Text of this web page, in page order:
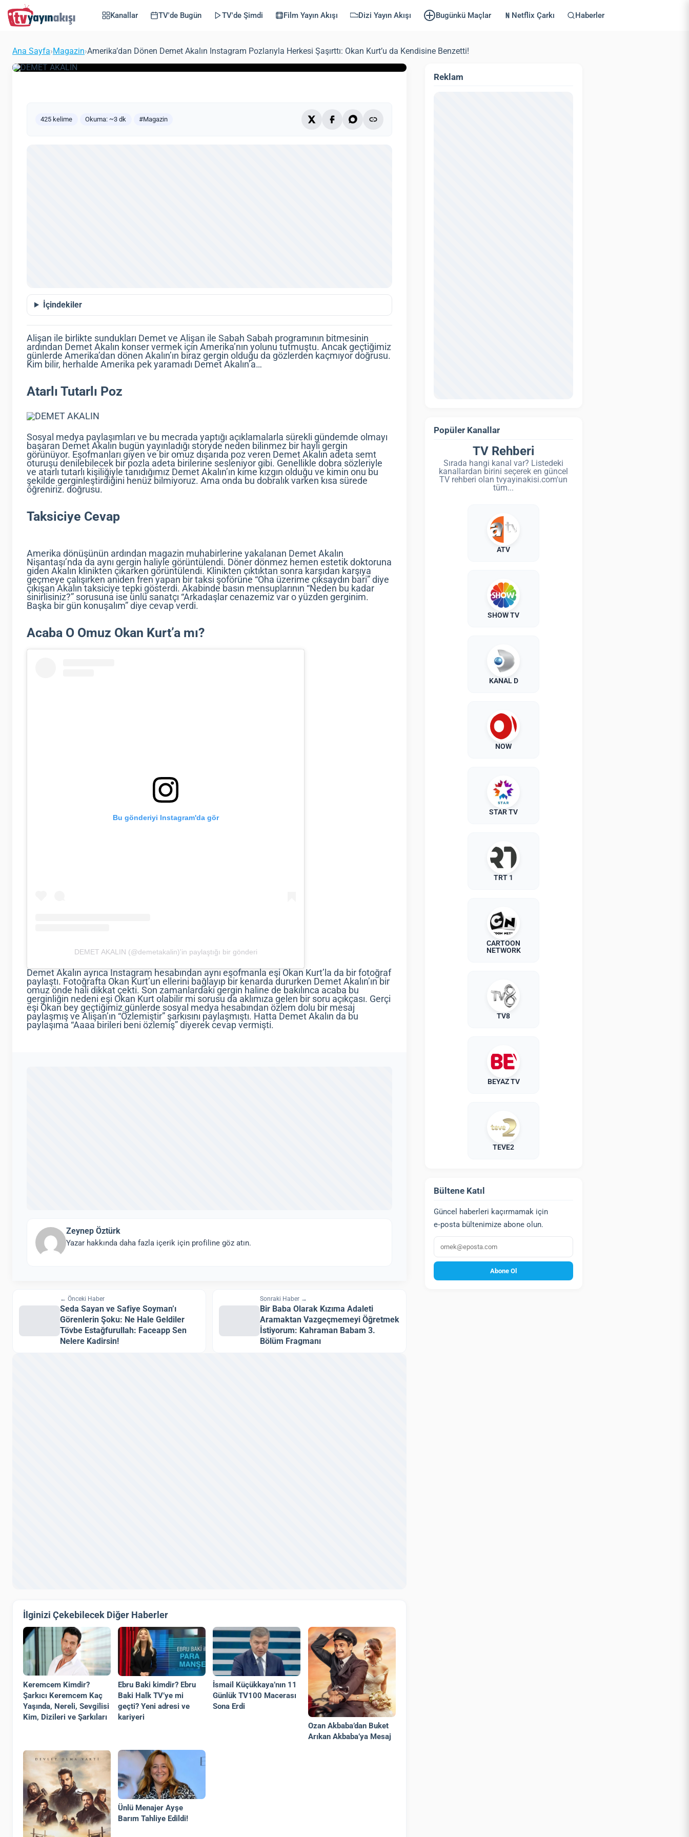
Kanallar TV'de Bugün TV'de Şimdi Film Yayın Akışı Dizi Yayın Akışı Bugünkü Maçlar Netflix Çarkı Haberler
Ana Sayfa›Magazin›Amerika’dan Dönen Demet Akalın Instagram Pozlarıyla Herkesi Şaşırttı: Okan Kurt’u da Kendisine Benzetti!
Benzetti!
Zeynep Öztürk Magazin 14 Haziran 2021(Güncellendi: 3 Ekim 2025) 3 dk
425 kelime Okuma: ~3 dk #Magazin
İçindekiler
Alişan ile birlikte sundukları Demet ve Alişan ile Sabah Sabah programının bitmesinin
ardından Demet Akalın konser vermek için Amerika’nın yolunu tutmuştu. Ancak geçtiğimiz
günlerde Amerika’dan dönen Akalın’ın biraz gergin olduğu da gözlerden kaçmıyor doğrusu.
Kim bilir, herhalde Amerika pek yaramadı Demet Akalın’a…
Atarlı Tutarlı Poz
Sosyal medya paylaşımları ve bu mecrada yaptığı açıklamalarla sürekli gündemde olmayı
başaran Demet Akalın bugün yayınladığı storyde neden bilinmez bir hayli gergin
görünüyor. Eşofmanları giyen ve bir omuz dışarıda poz veren Demet Akalın adeta semt
oturuşu denilebilecek bir pozla adeta birilerine sesleniyor gibi. Genellikle dobra sözleriyle
ve atarlı tutarlı kişiliğiyle tanıdığımız Demet Akalın’ın kime kızgın olduğu ve kimin onu bu
şekilde gerginleştirdiğini henüz bilmiyoruz. Ama onda bu dobralık varken kısa sürede
öğreniriz. doğrusu.
Taksiciye Cevap
Amerika dönüşünün ardından magazin muhabirlerine yakalanan Demet Akalın
Nişantaşı’nda da aynı gergin haliyle görüntülendi. Döner dönmez hemen estetik doktoruna
giden Akalın klinikten çıkarken görüntülendi. Klinikten çıktıktan sonra karşıdan karşıya
geçmeye çalışırken aniden fren yapan bir taksi şoförüne “Oha üzerime çıksaydın bari” diye
çıkışan Akalın taksiciye tepki gösterdi. Akabinde basın mensuplarının “Neden bu kadar
sinirlisiniz?” sorusuna ise ünlü sanatçı “Arkadaşlar cenazemiz var o yüzden gerginim.
Başka bir gün konuşalım” diye cevap verdi.
Acaba O Omuz Okan Kurt’a mı?
Bu gönderiyi Instagram'da gör
DEMET AKALIN (@demetakalin)'in paylaştığı bir gönderi
Demet Akalın ayrıca Instagram hesabından aynı eşofmanla eşi Okan Kurt’la da bir fotoğraf
paylaştı. Fotoğrafta Okan Kurt’un ellerini bağlayıp bir kenarda dururken Demet Akalın’ın bir
omuz önde hali dikkat çekti. Son zamanlardaki gergin haline de bakılınca acaba bu
gerginliğin nedeni eşi Okan Kurt olabilir mi sorusu da aklımıza gelen bir soru açıkçası. Gerçi
eşi Okan bey geçtiğimiz günlerde sosyal medya hesabından özlem dolu bir mesaj
paylaşmış ve Alişan’ın “Özlemiştir” şarkısını paylaşmıştı. Hatta Demet Akalın da bu
paylaşıma “Aaaa birileri beni özlemiş” diyerek cevap vermişti.
Zeynep Öztürk
Yazar hakkında daha fazla içerik için profiline göz atın.
← Önceki Haber
Seda Sayan ve Safiye Soyman’ı
Görenlerin Şoku: Ne Hale Geldiler
Tövbe Estağfurullah: Faceapp Sen
Nelere Kadirsin!
Sonraki Haber →
Bir Baba Olarak Kızıma Adaleti
Aramaktan Vazgeçmemeyi Öğretmek
İstiyorum: Kahraman Babam 3.
Bölüm Fragmanı
İlginizi Çekebilecek Diğer Haberler
Keremcem Kimdir?
Şarkıcı Keremcem Kaç
Yaşında, Nereli, Sevgilisi
Kim, Dizileri ve Şarkıları
Ebru Baki kimdir? Ebru
Baki Halk TV’ye mi
geçti? Yeni adresi ve
kariyeri
İsmail Küçükkaya’nın 11
Günlük TV100 Macerası
Sona Erdi
Ozan Akbaba’dan Buket
Arıkan Akbaba’ya Mesaj
Ünlü Menajer Ayşe
Barım Tahliye Edildi!
Reklam
Popüler Kanallar
TV Rehberi
Sırada hangi kanal var? Listedeki
kanallardan birini seçerek en güncel
TV rehberi olan tvyayinakisi.com'un
tüm...
ATV
SHOW TV
KANAL D
NOW
STAR TV
TRT 1
CARTOON
NETWORK
TV8
BEYAZ TV
TEVE2
Bültene Katıl
Güncel haberleri kaçırmamak için
e‑posta bültenimize abone olun.
E‑posta
Abone Ol